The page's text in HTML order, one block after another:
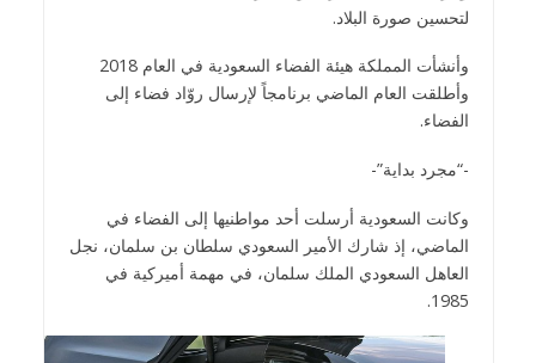
لتحسين صورة البلاد.
وأنشأت المملكة هيئة الفضاء السعودية في العام 2018
وأطلقت العام الماضي برنامجاً لإرسال روّاد فضاء إلى
الفضاء.
-“مجرد بداية”-
وكانت السعودية أرسلت أحد مواطنيها إلى الفضاء في
الماضي، إذ شارك الأمير السعودي سلطان بن سلمان، نجل
العاهل السعودي الملك سلمان، في مهمة أميركية في
1985.